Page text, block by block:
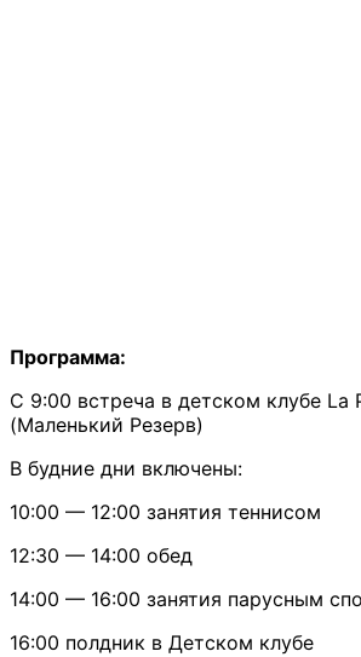
Программа:
С 9:00 встреча в детском клубе La
(Маленький Резерв)
В будние дни включены:
10:00 — 12:00 занятия теннисом
12:30 — 14:00 обед
14:00 — 16:00 занятия парусным
16:00 полдник в Детском клубе